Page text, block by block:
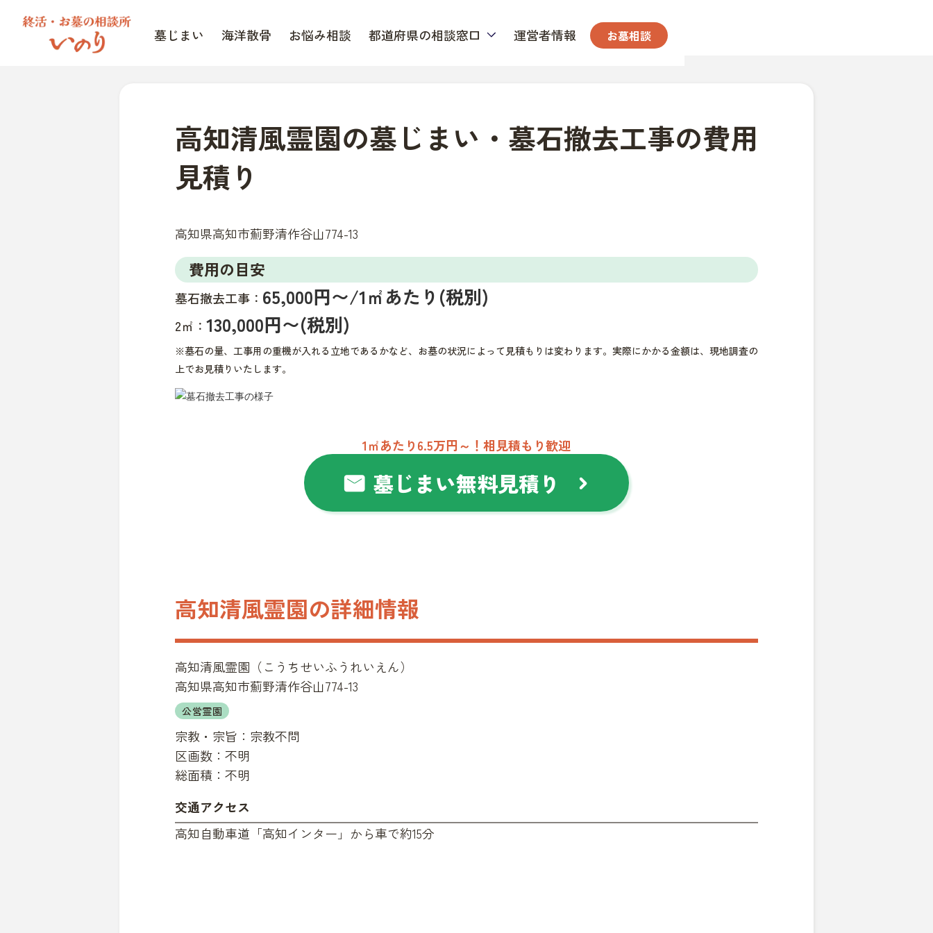
墓じまい 海洋散骨 お悩み相談 都道府県の相談窓口 運営者情報 お墓相談
高知清風霊園の墓じまい・墓石撤去工事の費用
見積り
高知県高知市薊野清作谷山774-13
費用の目安
墓石撤去工事： 65,000円〜/1㎡あたり(税別)
2㎡： 130,000円〜(税別)
※墓石の量、工事用の重機が入れる立地であるかなど、お墓の状況によって見積もりは変わります。実際にかかる金額は、現地調査の
上でお見積りいたします。
1㎡あたり6.5万円～！相見積もり歓迎
mail 墓じまい無料見積り chevron_right
高知清風霊園の詳細情報
高知清風霊園 （こうちせいふうれいえん）
高知県高知市薊野清作谷山774-13
公営霊園
宗教・宗旨： 宗教不問
区画数： 不明
総面積： 不明
交通アクセス
高知自動車道「高知インター」から車で約15分